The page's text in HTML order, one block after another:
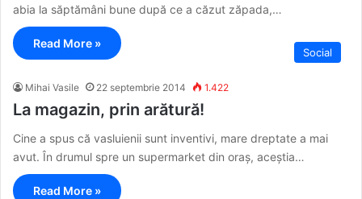
abia la săptămâni bune după ce a căzut zăpada,…
Read More »
Social
Mihai Vasile 22 septembrie 2014 1.422
La magazin, prin arătură!
Cine a spus că vasluienii sunt inventivi, mare dreptate a mai
avut. În drumul spre un supermarket din oraș, aceștia…
Read More »